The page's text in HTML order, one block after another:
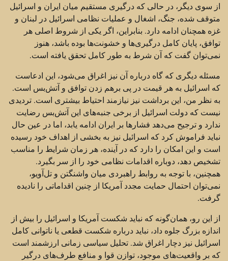
از سوی دیگر، در حالی که درگیری مستقیم میان ایران و اسرائیل
متوقف شده، جنگ، اشغال و عملیات نظامی اسرائیل در لبنان و
غزه همچنان ادامه دارد. بنابراین، اگر یکی از شروط اصلی هر
توافق، پایان کامل درگیری‌ها و خشونت‌ها بوده باشد، هنوز
نمی‌توان گفت که آن شرط به طور کامل تحقق یافته است.
مسئله دیگری که گاه درباره آن نیز اغراق می‌شود، این ادعاست
که اسرائیل به هر قیمت در پی برهم زدن توافق و آتش‌بس است.
به نظر من، این برداشت نیز نیازمند احتیاط بیشتری است. تردیدی
نیست که دولت اسرائیل از برخی جنبه‌های این آتش‌بس رضایت
ندارد و ترجیح می‌دهد فشارها بر ایران ادامه یابد، اما در عین حال
نباید فراموش کرد که اسرائیل نیز به بخشی از اهداف خود رسیده
است و این امکان را دارد که در آینده، هر زمان شرایط را مناسب
تشخیص دهد، دوباره اقدامات نظامی خود را از سر بگیرد.
همچنین، با توجه به روابط راهبردی میان واشنگتن و تل‌آویو،
نمی‌توان احتمال حمایت مجدد آمریکا از چنین اقداماتی را نادیده
گرفت.
از این رو، همان‌گونه که نباید شکست آمریکا و اسرائیل را بیش از
اندازه بزرگ جلوه داد، نباید درباره شکست قطعی یا ناتوانی کامل
اسرائیل نیز دچار اغراق شد. تحلیل سیاسی زمانی ارزشمند است
که بر واقعیت‌های موجود، توازن قوا و منافع طرف‌های درگیر